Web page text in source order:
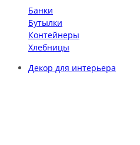
Банки
Бутылки
Контейнеры
Хлебницы
Декор для интерьера